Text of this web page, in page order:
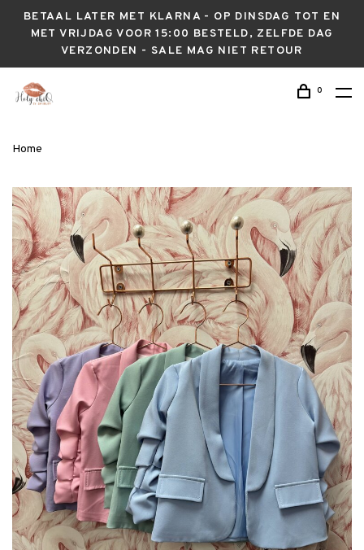
BETAAL LATER MET KLARNA - OP DINSDAG TOT EN
MET VRIJDAG VOOR 15:00 BESTELD, ZELFDE DAG
VERZONDEN - SALE MAG NIET RETOUR
0
Home